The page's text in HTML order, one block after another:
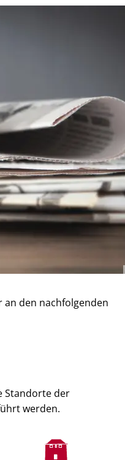
an den nachfolgenden
Standorte der
werden.